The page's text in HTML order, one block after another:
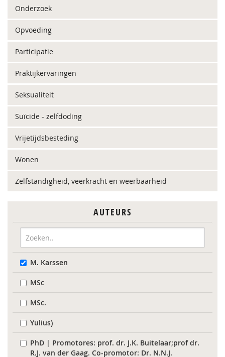
Onderzoek
Opvoeding
Participatie
Praktijkervaringen
Seksualiteit
Suïcide - zelfdoding
Vrijetijdsbesteding
Wonen
Zelfstandigheid, veerkracht en weerbaarheid
AUTEURS
M. Karssen
MSc
MSc.
Yulius)
PhD | Promotores: prof. dr. J.K. Buitelaar;prof dr.
R.J. van der Gaag. Co-promotor: Dr. N.N.J.